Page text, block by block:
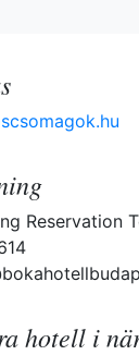
Reservation
hotell i